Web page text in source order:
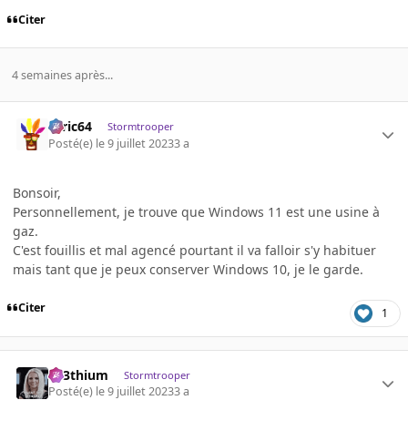
Citer
4 semaines après...
ceric64 Stormtrooper
Posté(e) le 9 juillet 20233 a
Bonsoir,
Personnellement, je trouve que Windows 11 est une usine à
gaz.
C'est fouillis et mal agencé pourtant il va falloir s'y habituer
mais tant que je peux conserver Windows 10, je le garde.
Citer 1
L33thium Stormtrooper
Posté(e) le 9 juillet 20233 a